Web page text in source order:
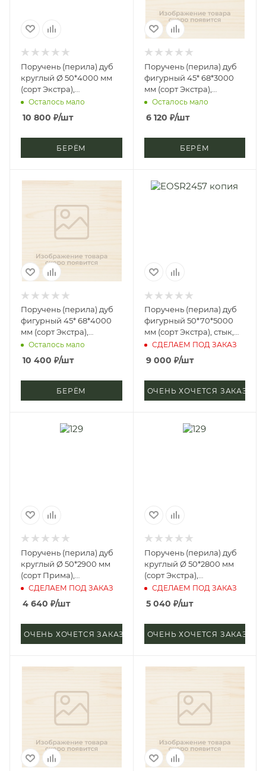
Поручень (перила) дуб
круглый Ø 50*4000 мм
(сорт Экстра),
цельноламельный, цб-2,
Осталось мало
10 800 ₽/шт
БЕРЁМ
Поручень (перила) дуб
фигурный 45* 68*3000
мм (сорт Экстра),
цельноламельный, цб-2,
Осталось мало
6 120 ₽/шт
БЕРЁМ
Поручень (перила) дуб
фигурный 45* 68*4000
мм (сорт Экстра),
цельноламельный, цб-2,
Осталось мало
10 400 ₽/шт
БЕРЁМ
Поручень (перила) дуб
фигурный 50*70*5000
мм (сорт Экстра), стык,
стп-м, д3
СДЕЛАЕМ ПОД ЗАКАЗ
9 000 ₽/шт
ОЧЕНЬ ХОЧЕТСЯ ЗАКАЗАТЬ
Поручень (перила) дуб
круглый Ø 50*2900 мм
(сорт Прима),
цельноламельный, цб-2,
СДЕЛАЕМ ПОД ЗАКАЗ
4 640 ₽/шт
ОЧЕНЬ ХОЧЕТСЯ ЗАКАЗАТЬ
Поручень (перила) дуб
круглый Ø 50*2800 мм
(сорт Экстра),
цельноламельный, цб-2,
СДЕЛАЕМ ПОД ЗАКАЗ
5 040 ₽/шт
ОЧЕНЬ ХОЧЕТСЯ ЗАКАЗАТЬ